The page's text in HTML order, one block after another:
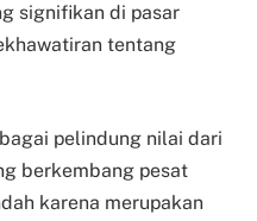
signifikan di pasar
tentang
pelindung nilai dari
berkembang pesat
karena merupakan